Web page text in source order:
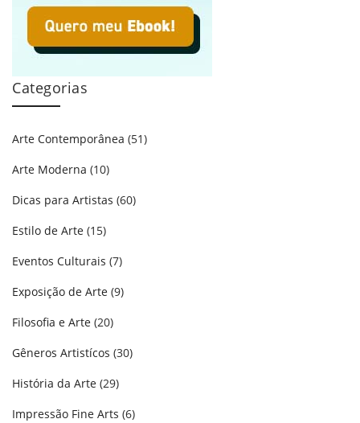
Categorias
Arte Contemporânea (51)
Arte Moderna (10)
Dicas para Artistas (60)
Estilo de Arte (15)
Eventos Culturais (7)
Exposição de Arte (9)
Filosofia e Arte (20)
Gêneros Artistícos (30)
História da Arte (29)
Impressão Fine Arts (6)